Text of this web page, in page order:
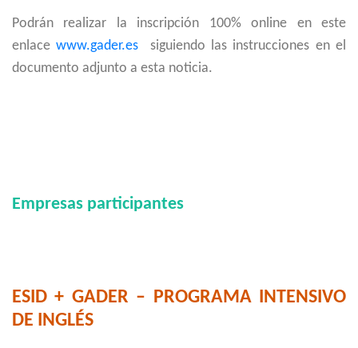
Podrán realizar la inscripción 100% online en este
enlacewww.gader.es siguiendo las instrucciones en el
documento adjunto a esta noticia.
Empresas participantes
ESID + GADER – PROGRAMA INTENSIVO
DE INGLÉS